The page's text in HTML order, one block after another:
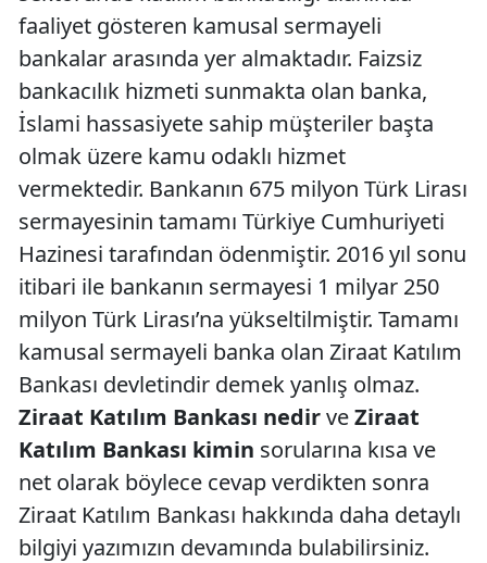
faaliyet gösteren kamusal sermayeli
bankalar arasında yer almaktadır. Faizsiz
bankacılık hizmeti sunmakta olan banka,
İslami hassasiyete sahip müşteriler başta
olmak üzere kamu odaklı hizmet
vermektedir. Bankanın 675 milyon Türk Lirası
sermayesinin tamamı Türkiye Cumhuriyeti
Hazinesi tarafından ödenmiştir. 2016 yıl sonu
itibari ile bankanın sermayesi 1 milyar 250
milyon Türk Lirası’na yükseltilmiştir. Tamamı
kamusal sermayeli banka olan Ziraat Katılım
Bankası devletindir demek yanlış olmaz.
Ziraat Katılım Bankası nedirveZiraat
Katılım Bankası kimin sorularına kısa ve
net olarak böylece cevap verdikten sonra
Ziraat Katılım Bankası hakkında daha detaylı
bilgiyi yazımızın devamında bulabilirsiniz.